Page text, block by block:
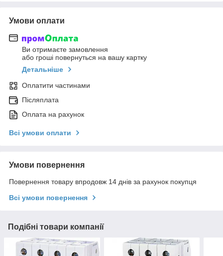
Умови оплати
Ви отримаєте замовлення
або гроші повернуться на вашу картку
Детальніше
Оплатити частинами
Післяплата
Оплата на рахунок
Всі умови оплати
Умови повернення
Повернення товару впродовж 14 днів за рахунок покупця
Всі умови повернення
Подібні товари компанії